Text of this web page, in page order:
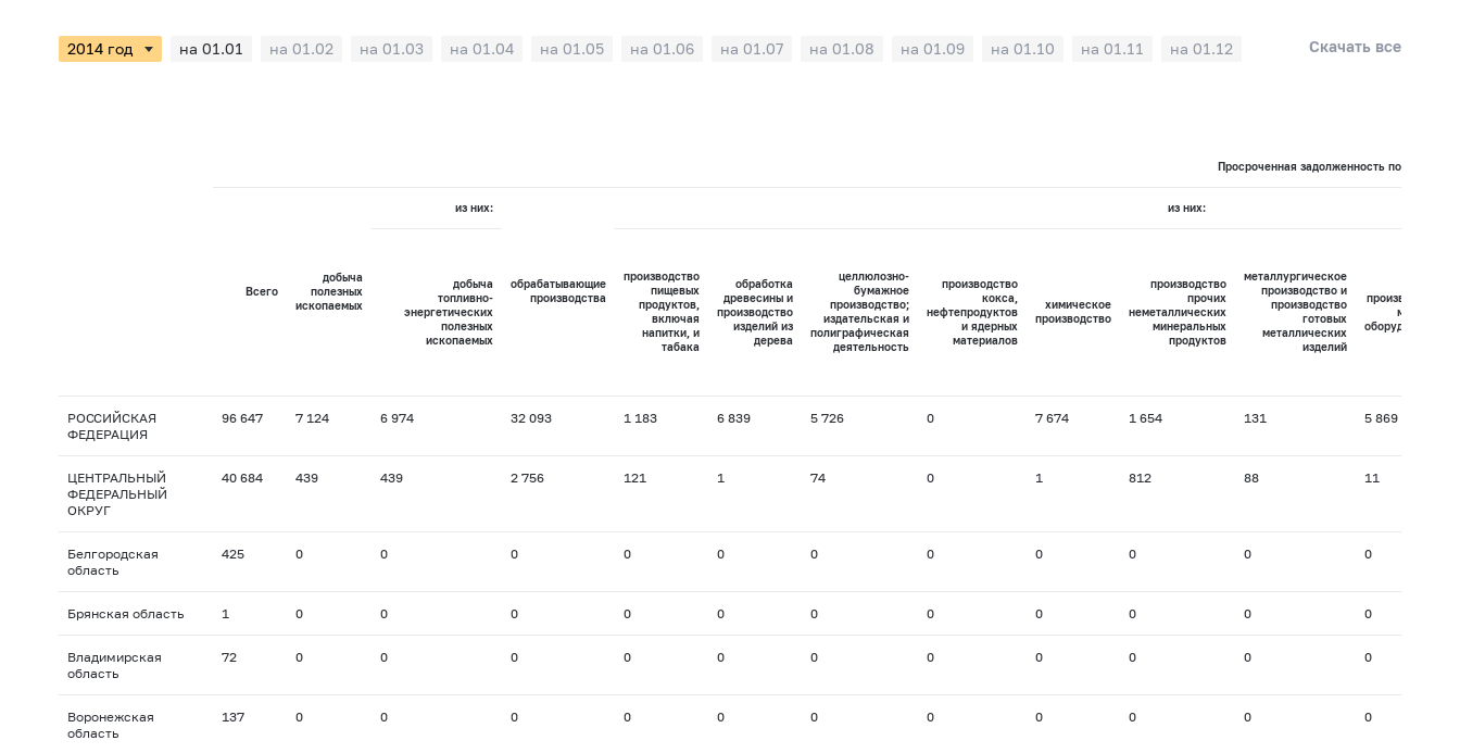
на 01.01 на 01.02 на 01.03 на 01.04 на 01.05 на 01.06 на 01.07 на 01.08 на 01.09 на 01.10 на 01.11 на 01.12 Скачать все
Просроченная задолженность по
Всего
добыча
полезных
ископаемых
из них:
обрабатывающие
производства
из них:
добыча
топливно-
энергетических
полезных
ископаемых
производство
пищевых
продуктов,
включая
напитки, и
табака
обработка
древесины и
производство
изделий из
дерева
целлюлозно-
бумажное
производство;
издательская и
полиграфическая
деятельность
производство
кокса,
нефтепродуктов
и ядерных
материалов
химическое
производство
производство
прочих
неметаллических
минеральных
продуктов
металлургическое
производство и
производство
готовых
металлических
изделий
производство
машин и
оборудования
РОССИЙСКАЯ
ФЕДЕРАЦИЯ
96 647 7 124 6 974 32 093 1 183 6 839 5 726 0 7 674 1 654 131 5 869
ЦЕНТРАЛЬНЫЙ
ФЕДЕРАЛЬНЫЙ
ОКРУГ
40 684 439 439 2 756 121 1 74 0 1 812 88 11
Белгородская
область
425 0 0 0 0 0 0 0 0 0 0 0
Брянская область 1 0 0 0 0 0 0 0 0 0 0 0
Владимирская
область
72 0 0 0 0 0 0 0 0 0 0 0
Воронежская
область
137 0 0 0 0 0 0 0 0 0 0 0